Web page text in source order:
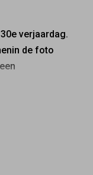
verjaardag.
de foto